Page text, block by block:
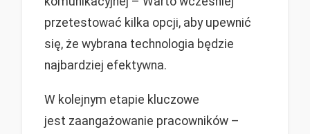
przetestować kilka opcji, aby upewnić
się, że wybrana technologia będzie
najbardziej efektywna.
W kolejnym etapie kluczowe
jest zaangażowanie pracowników –